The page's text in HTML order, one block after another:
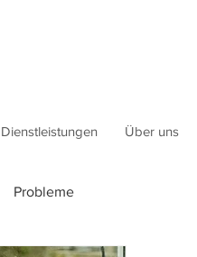
Dienstleistungen Über uns
Probleme